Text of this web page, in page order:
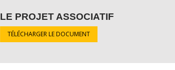
LE PROJET ASSOCIATIF
TÉLÉCHARGER LE DOCUMENT